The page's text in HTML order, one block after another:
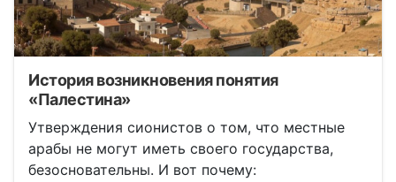
История возникновения понятия
«Палестина»
Утверждения сионистов о том, что местные
арабы не могут иметь своего государства,
безосновательны. И вот почему: